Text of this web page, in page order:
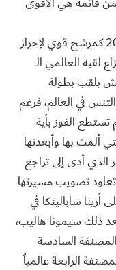
وفي الوقت الذي بدأ فيه فيدرر بطولة 2019 كمرشح قوي لإحراز
لقبه العالمي الـ
بلقب بطولة
في العالم، فرغم
الفوز بأية
التي ألمت بها وأبعدتها
الذي أدى إلى تراجع
إلى المركز 318 قبل أن تعاود تصويب مسيرتها
سابالينكا في
ذلك سيمونا هاليب،
المصنفة السادسة
الرابعة عالمياً